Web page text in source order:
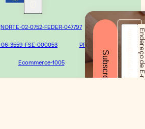
NORTE-02-0752-FEDER-047797
06-3559-FSE-000053 PRR-2212
Ecommerce-1005 Subscrever